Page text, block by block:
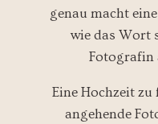
genau macht
wie das Wort
Fotografin
Eine Hochzeit
angehende